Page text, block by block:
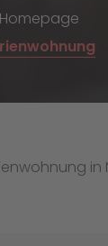
Homepage
in